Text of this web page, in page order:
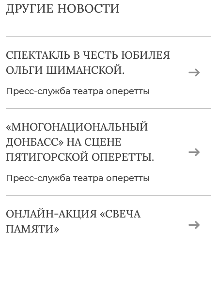
ДРУГИЕ НОВОСТИ
СПЕКТАКЛЬ В ЧЕСТЬ ЮБИЛЕЯ
ОЛЬГИ ШИМАНСКОЙ.
Пресс-служба театра оперетты
«МНОГОНАЦИОНАЛЬНЫЙ
ДОНБАСС» НА СЦЕНЕ
ПЯТИГОРСКОЙ ОПЕРЕТТЫ.
Пресс-служба театра оперетты
ОНЛАЙН-АКЦИЯ «СВЕЧА
ПАМЯТИ»